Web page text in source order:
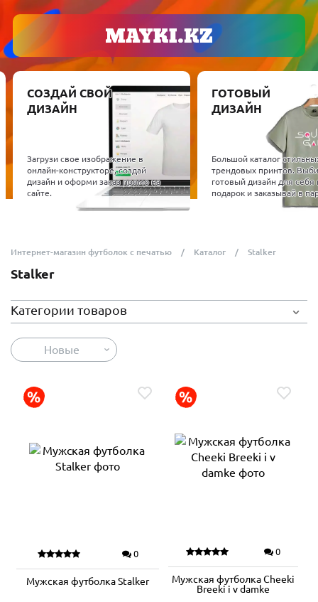
СОЗДАЙ СВОЙ
ДИЗАЙН
Загрузи свое изображение в
онлайн-конструкторе, создай
дизайн и оформи заказ прямо на
сайте.
ГОТОВЫЙ
ДИЗАЙН
Большой каталог
трендовых принтов.
готовый дизайн для себя
подарок и заказывай в
Интернет-магазин футболок с печатью Каталог Stalker
Stalker
Категории товаров
Новые
0
Мужская футболка Stalker
0
Мужская футболка Cheeki
Breeki i v damke